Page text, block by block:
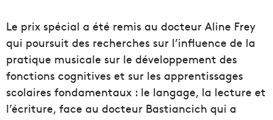
Le prix spécial a été remis au docteur Aline Frey
qui poursuit des recherches sur l’influence de la
pratique musicale sur le développement des
fonctions cognitives et sur les apprentissages
scolaires fondamentaux : le langage, la lecture et
l’écriture, face au docteur Bastiancich qui a